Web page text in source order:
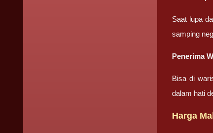
Saat lupa
samping
Penerima
Bisa di
dalam hati
Harga